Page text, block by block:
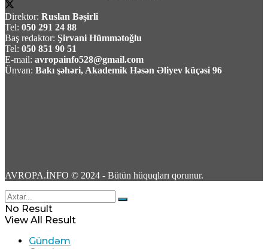
TASS: Ukrayna Silahlı Qüvvələri üçün yerüstü
robot sistemləri Xarkov universitetində
Məhəmməd Bağet Zülqədr: “ABŞ dəniz
blokadasını ləğv etməli və qoşunları İran
Direktor: Ruslan Bəşirli
Tel: 050 291 24 88
Baş redaktor: Şirvani Hümmətoğlu
Tel: 050 851 90 51
E-mail: avropainfo528@gmail.com
Ünvan: Bakı şəhəri, Akademik Həsən Əliyev küçəsi 96
AVROPA.İNFO © 2024 - Bütün hüquqları qorunur.
No Result
View All Result
Gündəm